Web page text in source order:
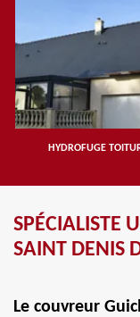
HYDROFUGE
SPÉCIALISTE
SAINT DENIS
Le couvreur